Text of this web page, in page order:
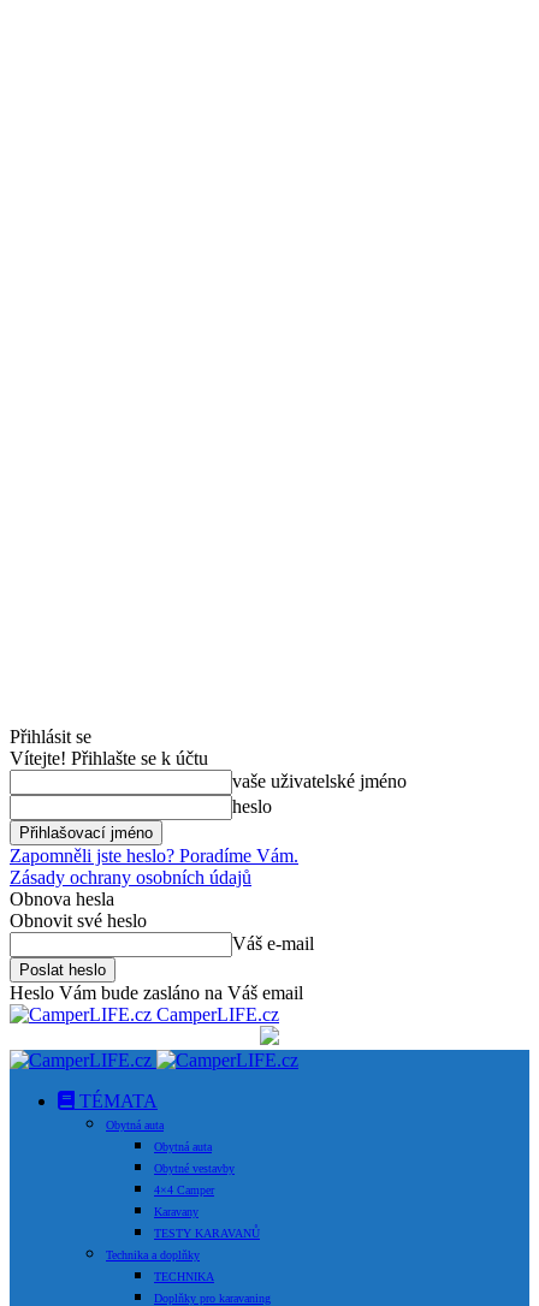
Přihlásit se
Vítejte! Přihlašte se k účtu
vaše uživatelské jméno
heslo
Zapomněli jste heslo? Poradíme Vám.
Zásady ochrany osobních údajů
Obnova hesla
Obnovit své heslo
Váš e-mail
Heslo Vám bude zasláno na Váš email
CamperLIFE.cz
TÉMATA
Obytná auta
Obytná auta
Obytné vestavby
4×4 Camper
Karavany
TESTY KARAVANŮ
Technika a doplňky
TECHNIKA
Doplňky pro karavaning